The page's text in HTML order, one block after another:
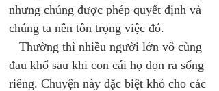
nhưng chúng được phép quyết định và
chúng ta nên tôn trọng việc đó.
Thường thì nhiều người lớn vô cùng
đau khổ sau khi con cái họ dọn ra sống
riêng. Chuyện này đặc biệt khó cho các